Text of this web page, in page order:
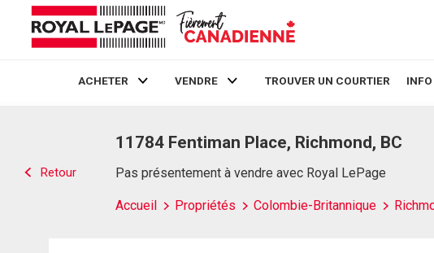
ACHETER VENDRE TROUVER UN COURTIER
Retour
11784 Fentiman Place, Richmond, BC
Pas présentement à vendre avec Royal LePage
Accueil Propriétés Colombie-Britannique